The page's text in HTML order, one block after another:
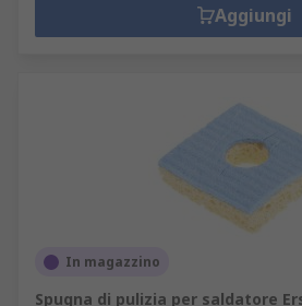
Aggiungi
In magazzino
Spugna di pulizia per saldatore